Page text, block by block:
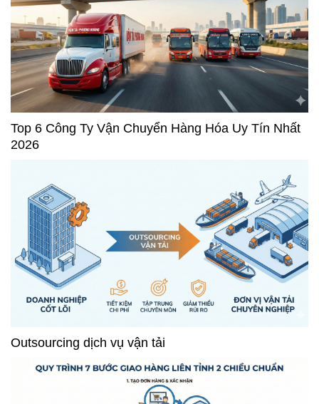
Top 6 Công Ty Vận Chuyển Hàng Hóa Uy Tín Nhất
2026
Outsourcing dịch vụ vận tải